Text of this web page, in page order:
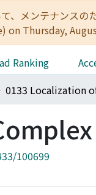
、メンテナン
Thursday,
Ranking
100699